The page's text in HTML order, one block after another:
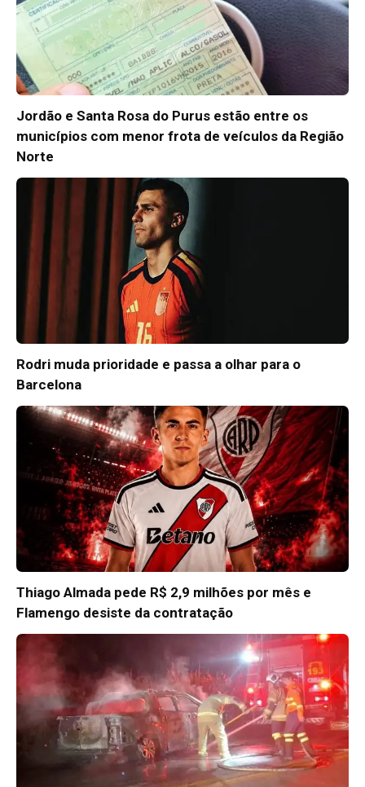
Jordão e Santa Rosa do Purus estão entre os
municípios com menor frota de veículos da Região
Norte
Rodri muda prioridade e passa a olhar para o
Barcelona
Thiago Almada pede R$ 2,9 milhões por mês e
Flamengo desiste da contratação